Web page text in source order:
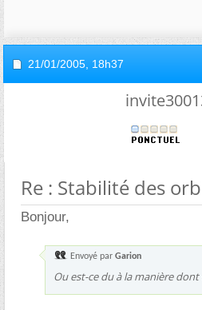
21/01/2005, 18h37
Re : Stabilité des
Bonjour,
Envoyé par Garion
Ou est-ce du à la manière dont